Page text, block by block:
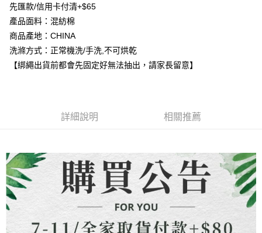
3.實際核准額度、可分期數及費用金額請依後續交易確認頁面所載為準。
4.訂單成立30分鐘內，如未前往確認交易或遇審核未通過，訂單將自動取
消。如遇「轉專審核」未通過狀況，表示未達大哥付你分期系統評分，恕無
【繳款方式說明】
1.分期款項不併入電信帳單，「大哥付你分期」於每月結算日後寄送繳費提
2.基於同意付款使用「大哥付你分期」之契約關係目的，商店將以您的個人
資料（包含姓名、電話或地址）提供予台灣大哥大進項蒐集、處理及利用，
由本公司與您本人進行分期帳單所需資料之確認、核對及更正。
3.完整用戶服務條款，請詳閱以下連結：
https://oppay.tw/userRule
AFTEE先享後付是「在收到商品之後才付款」的支付方式。 讓您購物簡單
便利好安心！
１．簡單：不需註冊會員、不需綁卡、不需儲值。
２．便利：只要手機號碼，簡訊認證，即可結帳。
３．安心：先確認商品／服務後，再付款。
【「AFTEE先享後付」結帳流程】
３．收到繳費通知簡訊後14天內，點擊此簡訊中的連結，可透過四大超商／
ATM／網路銀行／等多元方式進行付款，方視為交易完成。
後付繳納相關費用。
※ 交易是否成功請以「AFTEE先享後付 」之結帳頁面顯示為準，若有關於
是否繳費成功／繳費後需取消欲退款等相關疑問，請聯繫「AFTEE先享後付
客戶支援中心」https://netprotections.freshdesk.com/support/home
易，需依本服務之必要範圍內提供個人資料，並將交易相關給付款項請求債
ATM付款
貨到付款
運送方式
每筆NT$65，滿NT$1,500(含以上)免運費
貨到付款
每筆NT$130，滿NT$1,500(含以上)免運費
海外配送 查看運費
先匯款/信用卡付清+$65
產品面料：混紡棉
商品產地：CHINA
洗滌方式：正常機洗/手洗,不可烘乾
【綁繩出貨前都會先固定好無法抽出，請家長留意】
詳細說明 相關推薦